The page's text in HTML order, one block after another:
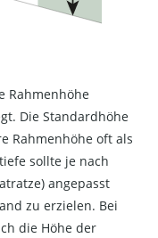
Rahmenhöhe
Die Standardhöhe
Rahmenhöhe oft als
sollte je nach
angepasst
zu erzielen. Bei
die Höhe der